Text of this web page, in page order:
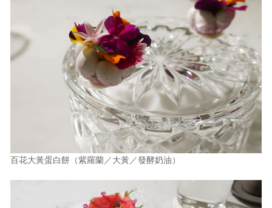
百花大黃蛋白餅（紫羅蘭／大黃／發酵奶油）